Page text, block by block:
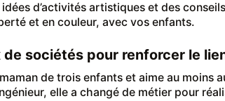
d’activités artistiques et des
et en couleur, avec vos enfants.
de sociétés pour renforcer le
de trois enfants et aime au moins
elle a changé de métier pour